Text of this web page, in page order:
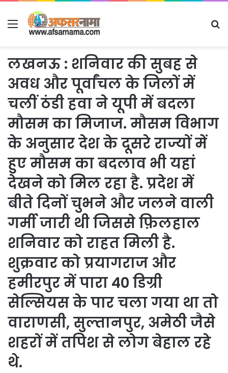
Menu
लखनऊ : शनिवार की सुबह से
अवध और पूर्वांचल के जिलों में
चलीं ठंडी हवा ने यूपी में बदला
मौसम का मिजाज. मौसम विभाग
के अनुसार देश के दूसरे राज्यों में
हुए मौसम का बदलाव भी यहां
देखने को मिल रहा है. प्रदेश में
बीते दिनों चुभने और जलने वाली
गर्मी जारी थी जिससे फ़िलहाल
शनिवार को राहत मिली है.
शुक्रवार को प्रयागराज और
हमीरपुर में पारा 40 डिग्री
सेल्सियस के पार चला गया था तो
वाराणसी, सुल्तानपुर, अमेठी जैसे
शहरों में तपिश से लोग बेहाल रहे
थे.